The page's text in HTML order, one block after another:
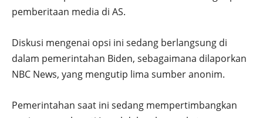
pemberitaan media di AS.
Diskusi mengenai opsi ini sedang berlangsung di
dalam pemerintahan Biden, sebagaimana dilaporkan
NBC News, yang mengutip lima sumber anonim.
Pemerintahan saat ini sedang mempertimbangkan